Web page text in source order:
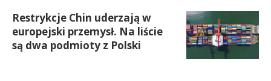
Restrykcje Chin uderzają w
europejski przemysł. Na liście
są dwa podmioty z Polski